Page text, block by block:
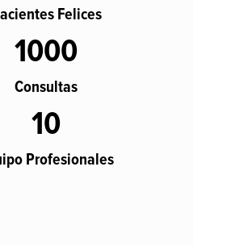
Felices
1000
Consultas
10
Profesionales